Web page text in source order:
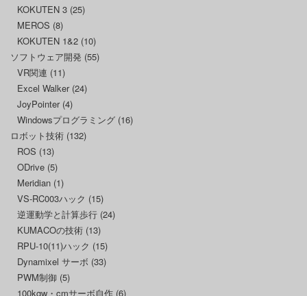
KOKUTEN 3 (25)
MEROS (8)
KOKUTEN 1&2 (10)
ソフトウェア開発 (55)
VR関連 (11)
Excel Walker(24)
JoyPointer(4)
Windowsプログラミング (16)
ロボット技術 (132)
ROS (13)
ODrive (5)
Meridian (1)
VS-RC003ハック (15)
逆運動学と計算歩行 (24)
KUMACOの技術 (13)
RPU-10(11)ハック (15)
Dynamixel サーボ (33)
PWM制御 (5)
100kgw・cmサーボ自作 (6)